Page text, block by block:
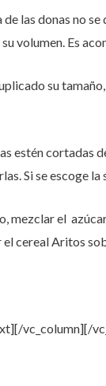
de las donas no
volumen. Es
su
estén cortadas
Si se escoge
mezclar el
cereal Aritos
vc_column][/